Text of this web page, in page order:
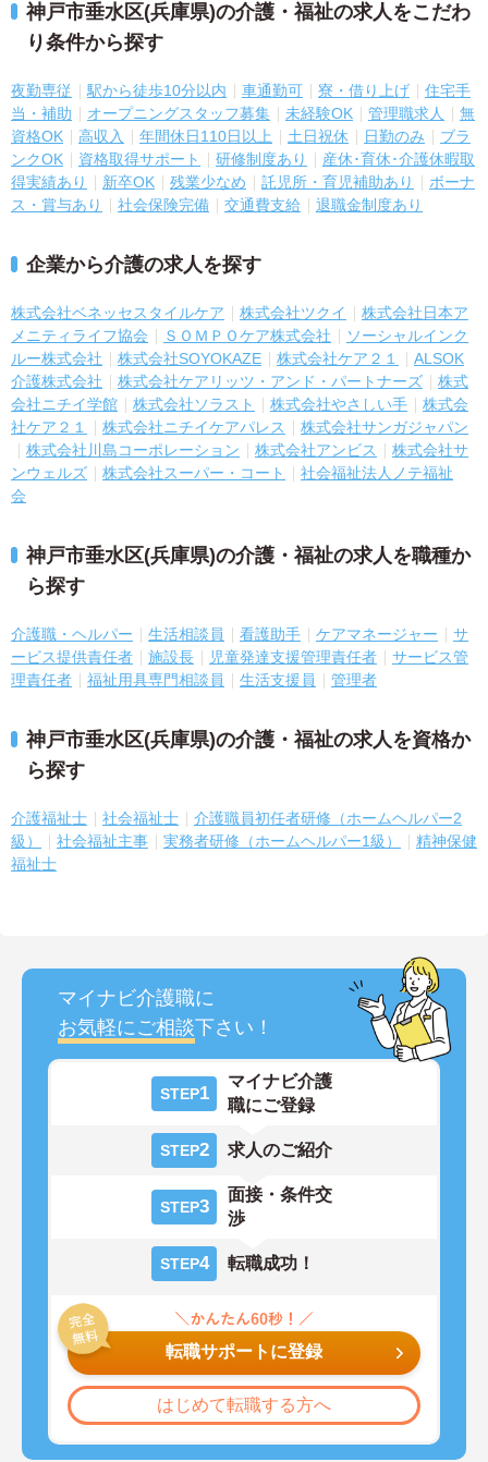
神戸市垂水区(兵庫県)の介護・福祉の求人をこだわ
り条件から探す
夜勤専従 駅から徒歩10分以内 車通勤可 寮・借り上げ
住宅手
当・補助
オープニングスタッフ募集 未経験OK 管理職求人
無
資格OK
高収入 年間休日110日以上 土日祝休 日勤のみ
ブラ
ンクOK
資格取得サポート 研修制度あり
産休･育休･介護休暇取
得実績あり
新卒OK 残業少なめ 託児所・育児補助あり
ボーナ
ス・賞与あり
社会保険完備 交通費支給 退職金制度あり
企業から介護の求人を探す
株式会社ベネッセスタイルケア 株式会社ツクイ
株式会社日本ア
メニティライフ協会
ＳＯＭＰＯケア株式会社
ソーシャルインク
ルー株式会社
株式会社SOYOKAZE 株式会社ケア２１
ALSOK
介護株式会社
株式会社ケアリッツ・アンド・パートナーズ
株式
会社ニチイ学館
株式会社ソラスト 株式会社やさしい手
株式会
社ケア２１
株式会社ニチイケアパレス
株式会社サンガジャパン
株式会社川島コーポレーション
株式会社アンビス
株式会社サ
ンウェルズ
株式会社スーパー・コート
社会福祉法人ノテ福祉
会
神戸市垂水区(兵庫県)の介護・福祉の求人を職種か
ら探す
介護職・ヘルパー 生活相談員 看護助手 ケアマネージャー
サ
ービス提供責任者
施設長 児童発達支援管理責任者
サービス管
理責任者
福祉用具専門相談員 生活支援員 管理者
神戸市垂水区(兵庫県)の介護・福祉の求人を資格か
ら探す
介護福祉士 社会福祉士
介護職員初任者研修（ホームヘルパー2
級）
社会福祉主事 実務者研修（ホームヘルパー1級）
精神保健
福祉士
マイナビ介護職に
お気軽にご相談下さい！
STEP1
マイナビ介護
職にご登録
STEP2 求人のご紹介
STEP3
面接・条件交
渉
STEP4 転職成功！
転職サポートに登録
はじめて転職する方へ